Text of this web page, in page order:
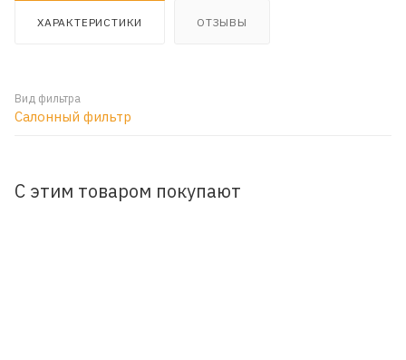
ХАРАКТЕРИСТИКИ ОТЗЫВЫ
Вид фильтра
Салонный фильтр
С этим товаром покупают